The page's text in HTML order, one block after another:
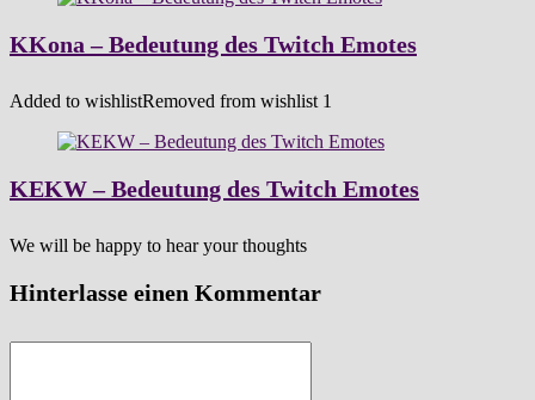
KKona – Bedeutung des Twitch Emotes
Added to wishlistRemoved from wishlist 1
KEKW – Bedeutung des Twitch Emotes
We will be happy to hear your thoughts
Hinterlasse einen Kommentar